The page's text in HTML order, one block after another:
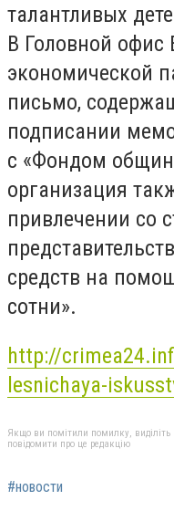
талантливых
В Головной офис
экономической
письмо,
подписании
с «Фондом
организация
привлечении со
средств на
сотни».
http://
lesnichaya-
Якщо ви помітили помилку, виділіть
повідомити про це редакцію
#новости